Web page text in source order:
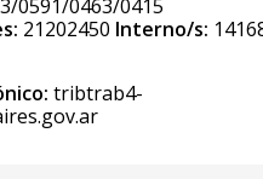
0591/0463/0415
21202450 Interno/s:
tribtrab4-